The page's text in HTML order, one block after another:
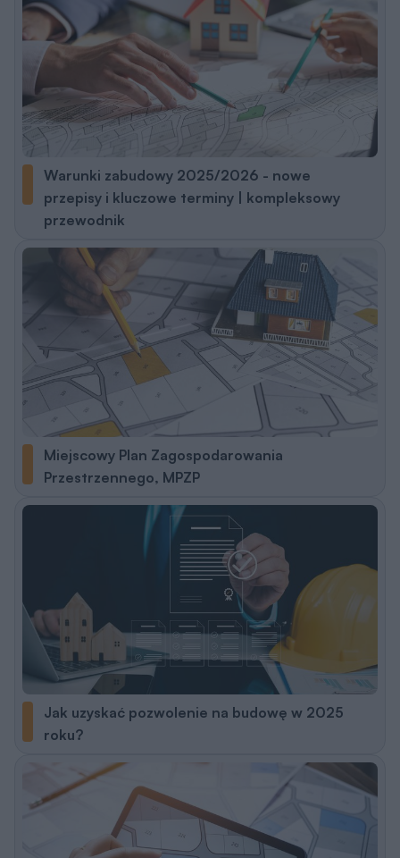
Warunki zabudowy 2025/2026 - nowe
przepisy i kluczowe terminy | kompleksowy
przewodnik
Miejscowy Plan Zagospodarowania
Przestrzennego, MPZP
Jak uzyskać pozwolenie na budowę w 2025
roku?